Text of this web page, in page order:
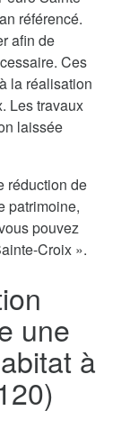
référencé.
afin de
Ces
la réalisation
Les travaux
laissée
réduction de
patrimoine,
pouvez
Croix ».
une
à